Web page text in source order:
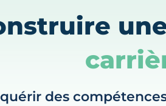
des